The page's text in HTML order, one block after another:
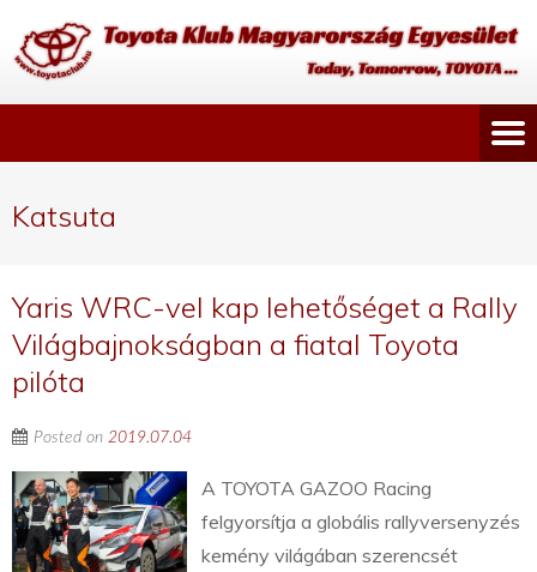
Katsuta
Yaris WRC-vel kap lehetőséget a Rally
Világbajnokságban a fiatal Toyota
pilóta
Posted on 2019.07.04
A TOYOTA GAZOO Racing
felgyorsítja a globális rallyversenyzés
kemény világában szerencsét